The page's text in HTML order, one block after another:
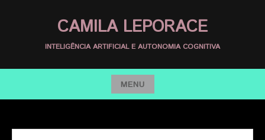
CAMILA LEPORACE
INTELIGÊNCIA ARTIFICIAL E AUTONOMIA COGNITIVA
MENU
Skip
content